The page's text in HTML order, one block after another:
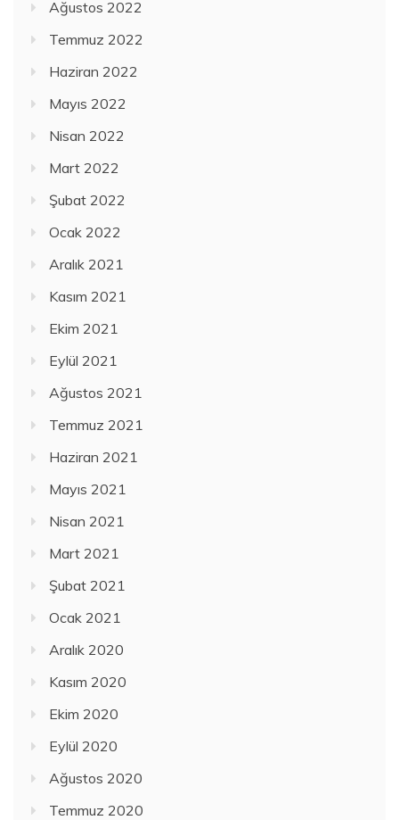
Ağustos 2022
Temmuz 2022
Haziran 2022
Mayıs 2022
Nisan 2022
Mart 2022
Şubat 2022
Ocak 2022
Aralık 2021
Kasım 2021
Ekim 2021
Eylül 2021
Ağustos 2021
Temmuz 2021
Haziran 2021
Mayıs 2021
Nisan 2021
Mart 2021
Şubat 2021
Ocak 2021
Aralık 2020
Kasım 2020
Ekim 2020
Eylül 2020
Ağustos 2020
Temmuz 2020